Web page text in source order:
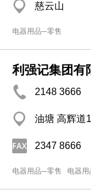
慈云山
电器用品─零售
利强记集团有
2148 3666
油塘 高辉道
2347 8666
电器用品─零售 电器